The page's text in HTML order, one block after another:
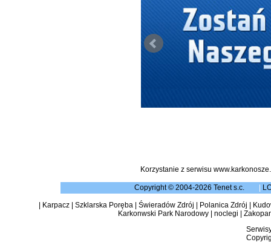
Korzystanie z serwisu
Copyright © 2004-2026 Tenet s.c.
Karpacz| Szklarska Poręba| Świeradów Zdrój Polanica Zdrój
Karkonwski Park Narodowy| noclegi